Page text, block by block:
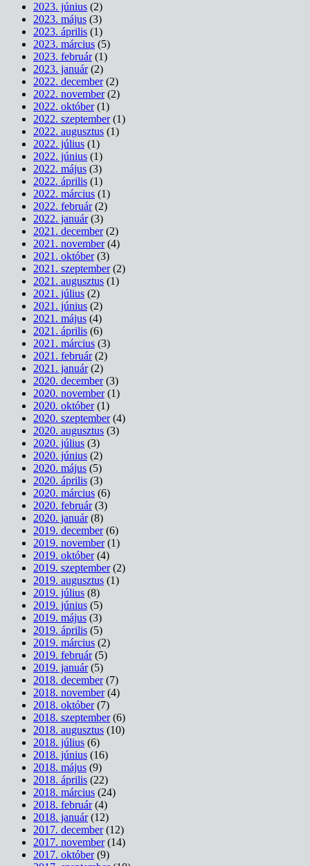
2023. június (2)
2023. május (3)
2023. április (1)
2023. március (5)
2023. február(1)
2023. január(2)
2022. december(2)
2022. november(2)
2022. október(1)
2022. szeptember(1)
2022. augusztus (1)
2022. július (1)
2022. június (1)
2022. május (3)
2022. április (1)
2022. március (1)
2022. február(2)
2022. január(3)
2021. december(2)
2021. november(4)
2021. október(3)
2021. szeptember(2)
2021. augusztus (1)
2021. július (2)
2021. június (2)
2021. május (4)
2021. április (6)
2021. március (3)
2021. február(2)
2021. január(2)
2020. december(3)
2020. november(1)
2020. október(1)
2020. szeptember(4)
2020. augusztus (3)
2020. július (3)
2020. június (2)
2020. május (5)
2020. április (3)
2020. március (6)
2020. február(3)
2020. január(8)
2019. december(6)
2019. november(1)
2019. október(4)
2019. szeptember(2)
2019. augusztus (1)
2019. július (8)
2019. június (5)
2019. május (3)
2019. április (5)
2019. március (2)
2019. február(5)
2019. január(5)
2018. december(7)
2018. november(4)
2018. október(7)
2018. szeptember(6)
2018. augusztus (10)
2018. július (6)
2018. június (16)
2018. május (9)
2018. április (22)
2018. március (24)
2018. február(4)
2018. január(12)
2017. december(12)
2017. november(14)
2017. október(9)